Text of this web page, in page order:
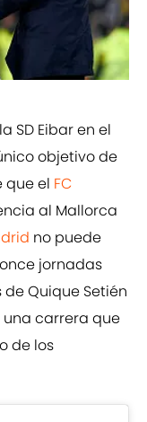
SD Eibar en el
objetivo de
que el FC
al Mallorca
no puede
jornadas
Quique Setién
una carrera que
de los